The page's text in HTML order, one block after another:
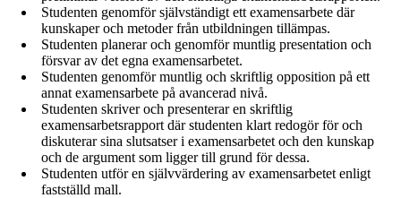
Studenten genomför självständigt ett examensarbete där
kunskaper och metoder från utbildningen tillämpas.
Studenten planerar och genomför muntlig presentation och
försvar av det egna examensarbetet.
Studenten genomför muntlig och skriftlig opposition på ett
annat examensarbete på avancerad nivå.
Studenten skriver och presenterar en skriftlig
examensarbetsrapport där studenten klart redogör för och
diskuterar sina slutsatser i examensarbetet och den kunskap
och de argument som ligger till grund för dessa.
Studenten utför en självvärdering av examensarbetet enligt
fastställd mall.